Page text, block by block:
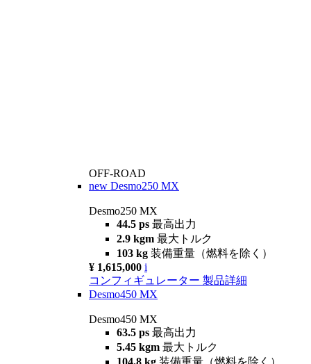
OFF-ROAD
new Desmo250 MX
Desmo250 MX
44.5 ps 最高出力
2.9 kgm 最大トルク
103 kg 装備重量（燃料を除く）
¥ 1,615,000 i
コンフィギュレーター 製品詳細
Desmo450 MX
Desmo450 MX
63.5 ps 最高出力
5.45 kgm 最大トルク
104.8 kg 装備重量（燃料を除く）